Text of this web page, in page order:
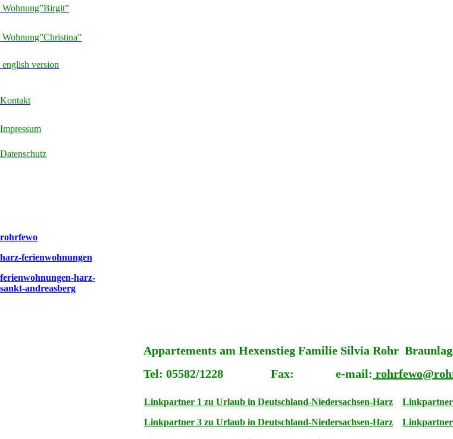
Wohnung”Birgit”
Wohnung”Christina”
english version
Kontakt
Impressum
Datenschutz
rohrfewo
harz-ferienwohnungen
ferienwohnungen-harz-
sankt-andreasberg
Appartements am Hexenstieg Familie Silvia Rohr
Tel: 05582/1228 Fax: e-mail:
Linkpartner 1 zu Urlaub in Deutschland-Niedersachsen-Harz
Linkpartner
Linkpartner 3 zu Urlaub in Deutschland-Niedersachsen-Harz
Linkpartner